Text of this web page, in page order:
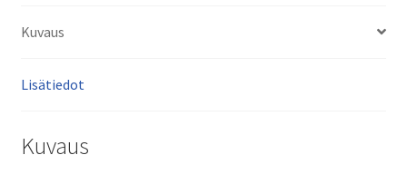
Kuvaus
Lisätiedot
Kuvaus